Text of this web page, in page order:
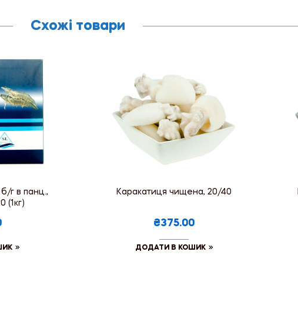
Схожі товари
г в панц.,
(1кг)
Каракатиця чищена, 20/40
₴375.00
ДОДАТИ В КОШИК